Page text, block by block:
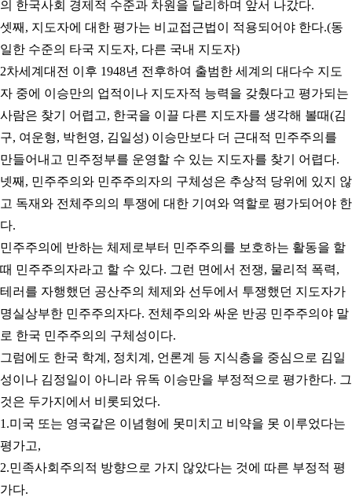
의 한국사회 경제적 수준과 차원을 달리하며 앞서 나갔다.
셋째 , 지도자에 대한 평가는 비교접근법이 적용되어야 한다.(동
일한 수준의 타국 지도자, 다른 국내 지도자)
2차세계대전 이후 1948년 전후하여 출범한 세계의 대다수 지도
자 중에 이승만의 업적이나 지도자적 능력을 갖췄다고 평가되는
사람은 찾기 어렵고, 한국을 이끌 다른 지도자를 생각해 볼때(김
구, 여운형, 박헌영, 김일성) 이승만보다 더 근대적 민주주의를
만들어내고 민주정부를 운영할 수 있는 지도자를 찾기 어렵다.
넷째 , 민주주의와 민주주의자의 구체성은 추상적 당위에 있지 않
고 독재와 전체주의의 투쟁에 대한 기여와 역할로 평가되어야 한
다.
민주주의에 반하는 체제로부터 민주주의를 보호하는 활동을 할
때 민주주의자라고 할 수 있다. 그런 면에서 전쟁, 물리적 폭력,
테러를 자행했던 공산주의 체제와 선두에서 투쟁했던 지도자가
명실상부한 민주주의자다. 전체주의와 싸운 반공 민주주의야 말
로 한국 민주주의의 구체성이다.
그럼에도 한국 학계 , 정치계 , 언론계 등 지식층을 중심으로 김일
성이나 김정일이 아니라 유독 이승만을 부정적으로 평가한다. 그
것은 두가지에서 비롯되었다.
1.미국 또는 영국같은 이념형에 못미치고 비약을 못 이루었다는
평가고,
2.민족사회주의적 방향으로 가지 않았다는 것에 따른 부정적 평
가다.